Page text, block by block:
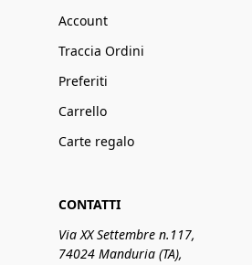
Account
Traccia Ordini
Preferiti
Carrello
Carte regalo
CONTATTI
Via XX Settembre n.117,
74024 Manduria (TA),